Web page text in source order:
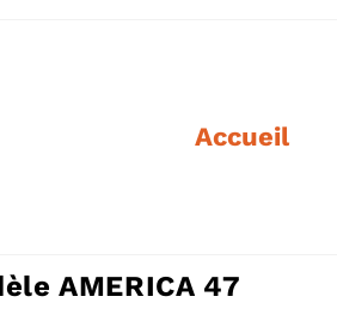
Accueil
AMERICA 47